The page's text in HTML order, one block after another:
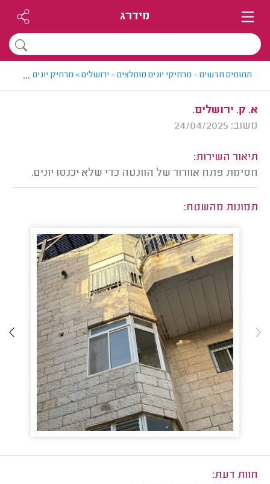
מידרג
תחומים חדשים> מרחיקי יונים מומלצים> ירושלים > מרחיק יונים מומלץ
...
א. ק. ירושלים.
משוב: 24/04/2025
תיאור השירות:
חסימת פתח אוורור של הוונטה כדי שלא יכנסו יונים.
תמונות מהשטח:
חוות דעת: